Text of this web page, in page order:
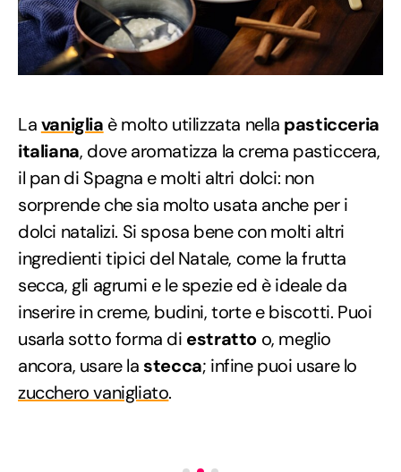
Lavaniglia è molto utilizzata nella pasticceria
italiana, dove aromatizza la crema pasticcera,
il pan di Spagna e molti altri dolci: non
sorprende che sia molto usata anche per i
dolci natalizi. Si sposa bene con molti altri
ingredienti tipici del Natale, come la frutta
secca, gli agrumi e le spezie ed è ideale da
inserire in creme, budini, torte e biscotti. Puoi
usarla sotto forma di estratto o, meglio
ancora, usare la stecca; infine puoi usare lo
zucchero vanigliato.